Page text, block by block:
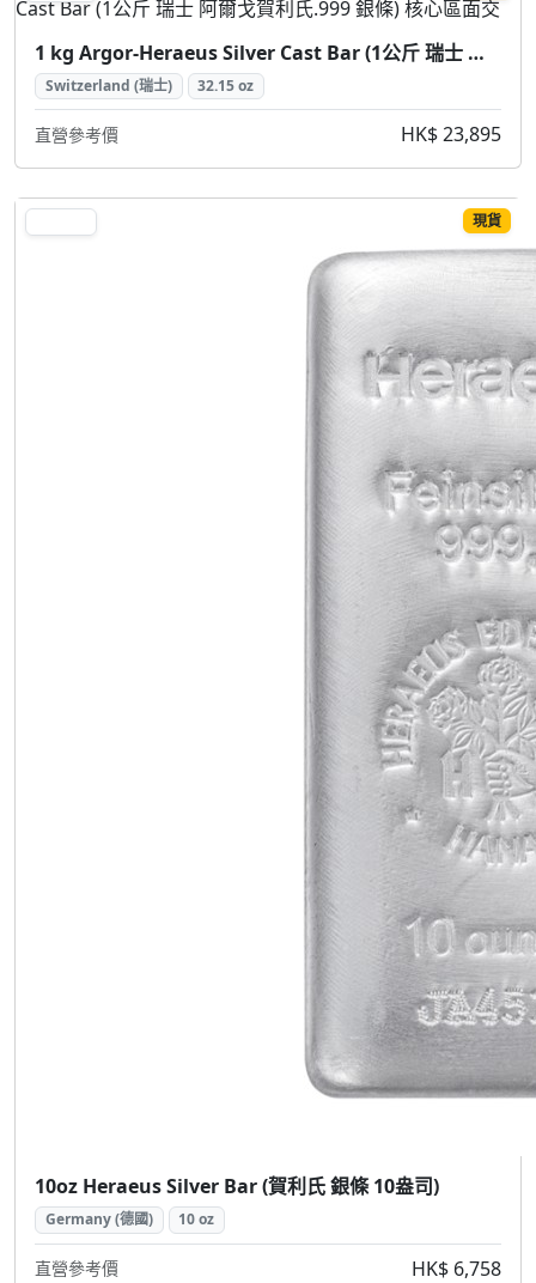
1 kg Argor-Heraeus Silver Cast Bar (1公斤 瑞士 阿爾戈賀利氏.999 銀條)
Switzerland (瑞士) 32.15 oz
直營參考價 HK$ 23,895
現貨
10oz Heraeus Silver Bar (賀利氏 銀條 10盎司)
Germany (德國) 10 oz
直營參考價 HK$ 6,758